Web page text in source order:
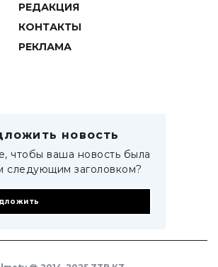
РЕДАКЦИЯ
КОНТАКТЫ
РЕКЛАМА
новость
чтобы ваша новость была
следующим заголовком?